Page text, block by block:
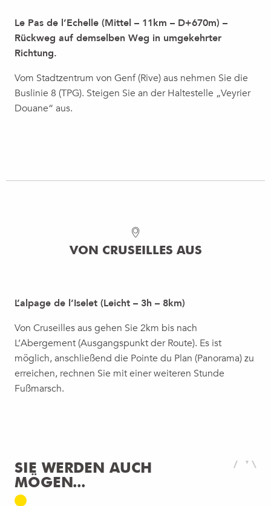
Le Pas de l’Echelle (Mittel – 11km – D+670m) –
Rückweg auf demselben Weg in umgekehrter
Richtung.
Vom Stadtzentrum von Genf (Rive) aus nehmen Sie die
Buslinie 8 (TPG). Steigen Sie an der Haltestelle „Veyrier
Douane“ aus.
ITINÉRAIRE PÉDESTRE : LE PAS DE
Geschichte des ältesten Salève-Wanderwegs...
VON CRUSEILLES AUS
L’alpage de l’Iselet (Leicht – 3h – 8km)
Von Cruseilles aus gehen Sie 2km bis nach
L’Abergement (Ausgangspunkt der Route). Es ist
möglich, anschließend die Pointe du Plan (Panorama) zu
erreichen, rechnen Sie mit einer weiteren Stunde
Fußmarsch.
BOUCLE PÉDESTRE : L'ALPAGE DE
Annecy...
SIE WERDEN AUCH
MÖGEN...
vom Stadtzentrum von Genf im Departement
Haute-Savoie entfernt, erwartet Sie eine Reise